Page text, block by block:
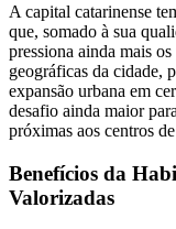
A capital catarinense
que, somado à sua
pressiona ainda mais
geográficas da cidade,
expansão urbana em
desafio ainda maior
próximas aos centros
Benefícios da
Valorizadas